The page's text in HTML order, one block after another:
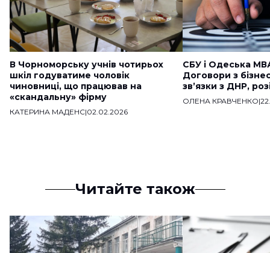
В Чорноморську учнів чотирьох
шкіл годуватиме чоловік
чиновниці, що працював на
«скандальну» фірму
КАТЕРИНА МАДЕНС|02.02.2026
СБУ і Одеська
Договори з
звʼязки з ДНР,
ОЛЕНА КРАВЧЕНКО|
Читайте також